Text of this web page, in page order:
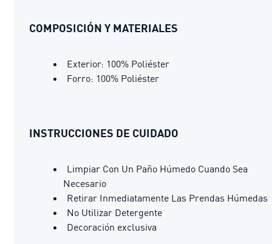
COMPOSICIÓN Y MATERIALES
Exterior: 100% Poliéster
Forro: 100% Poliéster
INSTRUCCIONES DE CUIDADO
Limpiar Con Un Paño Húmedo Cuando Sea
Necesario
Retirar Inmediatamente Las Prendas Húmedas
No Utilizar Detergente
Decoración exclusiva